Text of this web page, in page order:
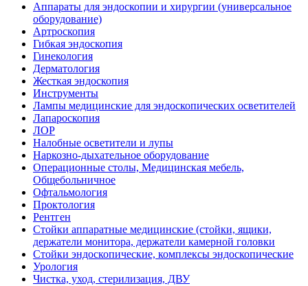
Аппараты для эндоскопии и хирургии (универсальное
оборудование)
Артроскопия
Гибкая эндоскопия
Гинекология
Дерматология
Жесткая эндоскопия
Инструменты
Лампы медицинские для эндоскопических осветителей
Лапароскопия
ЛОР
Налобные осветители и лупы
Наркозно-дыхательное оборудование
Операционные столы, Медицинская мебель,
Общебольничное
Офтальмология
Проктология
Рентген
Стойки аппаратные медицинские (стойки, ящики,
держатели монитора, держатели камерной головки
Стойки эндоскопические, комплексы эндоскопические
Урология
Чистка, уход, стерилизация, ДВУ